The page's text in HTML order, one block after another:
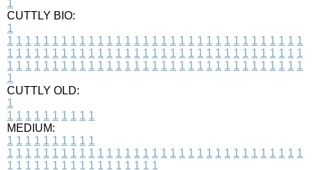
1
CUTTLY BIO:
1
1 1 1 1 1 1 1 1 1 1 1 1 1 1 1 1 1 1 1 1 1 1 1 1 1 1 1 1 1 1 1 1 1
1 1 1 1 1 1 1 1 1 1 1 1 1 1 1 1 1 1 1 1 1 1 1 1 1 1 1 1 1 1 1 1 1
1 1 1 1 1 1 1 1 1 1 1 1 1 1 1 1 1 1 1 1 1 1 1 1 1 1 1 1 1 1 1 1 1
1
CUTTLY OLD:
1
1 1 1 1 1 1 1 1 1 1
MEDIUM:
1 1 1 1 1 1 1 1 1 1
1 1 1 1 1 1 1 1 1 1 1 1 1 1 1 1 1 1 1 1 1 1 1 1 1 1 1 1 1 1 1 1 1
1 1 1 1 1 1 1 1 1 1 1 1 1 1 1 1 1